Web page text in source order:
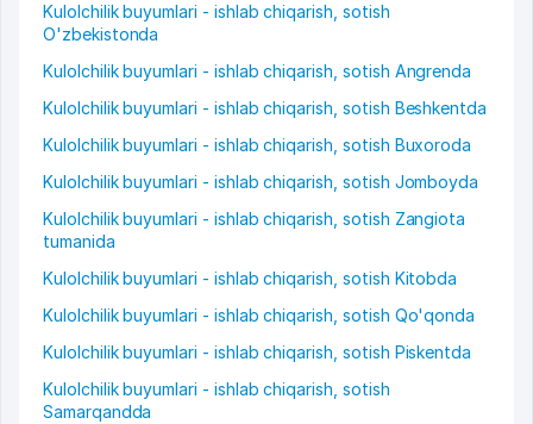
Kulolchilik buyumlari - ishlab chiqarish, sotish
O'zbekistonda
Kulolchilik buyumlari - ishlab chiqarish, sotish Angrenda
Kulolchilik buyumlari - ishlab chiqarish, sotish Beshkentda
Kulolchilik buyumlari - ishlab chiqarish, sotish Buxoroda
Kulolchilik buyumlari - ishlab chiqarish, sotish Jomboyda
Kulolchilik buyumlari - ishlab chiqarish, sotish Zangiota
tumanida
Kulolchilik buyumlari - ishlab chiqarish, sotish Kitobda
Kulolchilik buyumlari - ishlab chiqarish, sotish Qo'qonda
Kulolchilik buyumlari - ishlab chiqarish, sotish Piskentda
Kulolchilik buyumlari - ishlab chiqarish, sotish
Samarqandda